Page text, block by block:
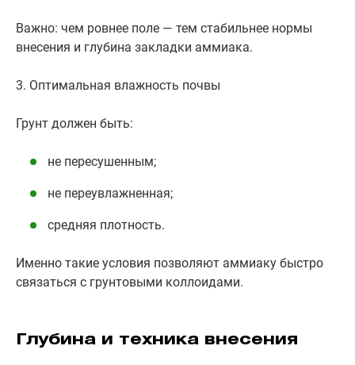
Важно: чем ровнее поле — тем стабильнее нормы
внесения и глубина закладки аммиака.
3. Оптимальная влажность почвы
Грунт должен быть:
не пересушенным;
не переувлажненная;
средняя плотность.
Именно такие условия позволяют аммиаку быстро
связаться с грунтовыми коллоидами.
Глубина и техника внесения